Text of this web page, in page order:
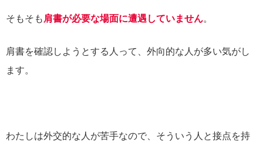
そもそも 肩書が必要な場面に遭遇していません。
肩書を確認しようとする人って、外向的な人が多い気がし
ます。
わたしは外交的な人が苦手なので、そういう人と接点を持